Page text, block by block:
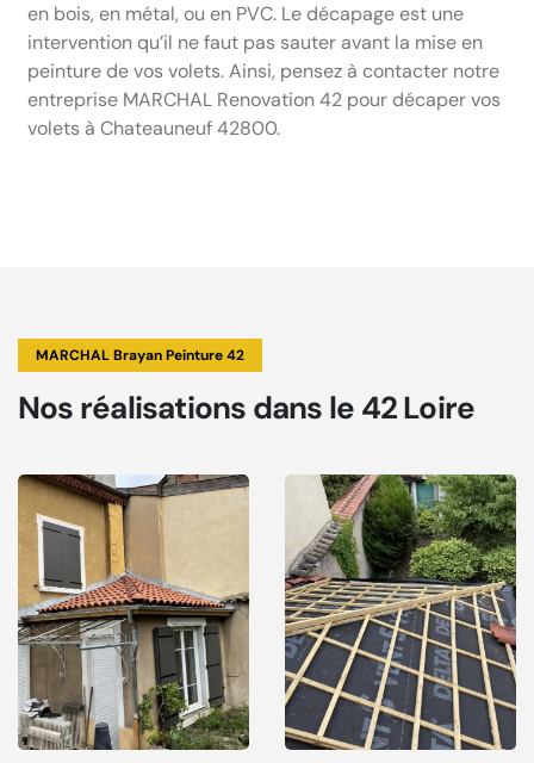
en bois, en métal, ou en PVC. Le décapage est une
intervention qu’il ne faut pas sauter avant la mise en
peinture de vos volets. Ainsi, pensez à contacter notre
entreprise MARCHAL Renovation 42 pour décaper vos
volets à Chateauneuf 42800.
MARCHAL Brayan Peinture 42
Nos réalisations dans le 42 Loire